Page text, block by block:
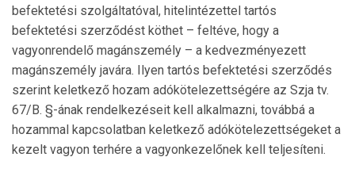
befektetési szolgáltatóval, hitelintézettel tartós
befektetési szerződést köthet – feltéve, hogy a
vagyonrendelő magánszemély – a kedvezményezett
magánszemély javára. Ilyen tartós befektetési szerződés
szerint keletkező hozam adókötelezettségére az Szja tv.
67/B. §-ának rendelkezéseit kell alkalmazni, továbbá a
hozammal kapcsolatban keletkező adókötelezettségeket a
kezelt vagyon terhére a vagyonkezelőnek kell teljesíteni.